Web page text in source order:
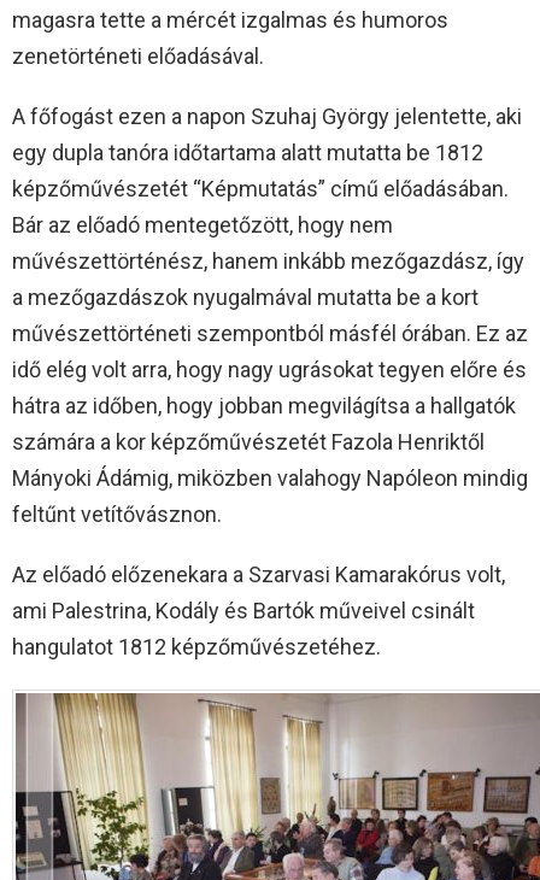
magasra tette a mércét izgalmas és humoros
zenetörténeti előadásával.
A főfogást ezen a napon Szuhaj György jelentette, aki
egy dupla tanóra időtartama alatt mutatta be 1812
képzőművészetét “Képmutatás” című előadásában.
Bár az előadó mentegetőzött, hogy nem
művészettörténész, hanem inkább mezőgazdász, így
a mezőgazdászok nyugalmával mutatta be a kort
művészettörténeti szempontból másfél órában. Ez az
idő elég volt arra, hogy nagy ugrásokat tegyen előre és
hátra az időben, hogy jobban megvilágítsa a hallgatók
számára a kor képzőművészetét Fazola Henriktől
Mányoki Ádámig, miközben valahogy Napóleon mindig
feltűnt vetítővásznon.
Az előadó előzenekara a Szarvasi Kamarakórus volt,
ami Palestrina, Kodály és Bartók műveivel csinált
hangulatot 1812 képzőművészetéhez.